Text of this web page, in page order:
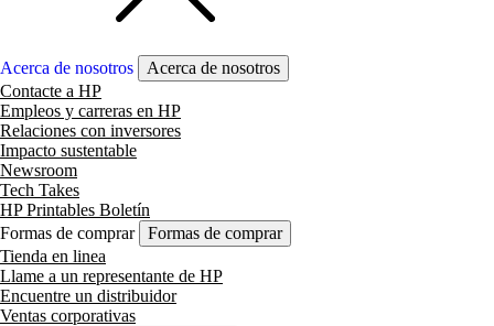
Acerca de nosotros
Acerca de nosotros
Contacte a HP
Empleos y carreras en HP
Relaciones con inversores
Impacto sustentable
Newsroom
Tech Takes
HP Printables Boletín
Formas de comprar
Formas de comprar
Tienda en linea
Llame a un representante de HP
Encuentre un distribuidor
Ventas corporativas